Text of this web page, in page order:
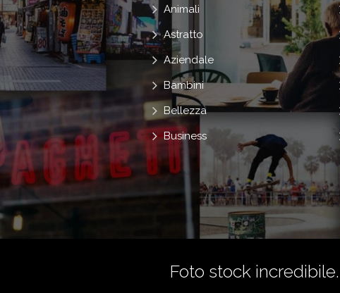
Animali
Astratto
Aziendale
Bambini
Bellezza
Business
Foto stock